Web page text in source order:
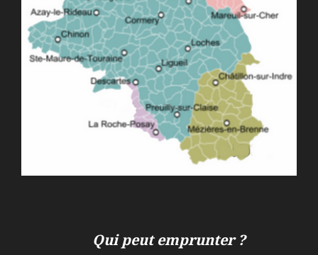
Qui peut emprunter ?